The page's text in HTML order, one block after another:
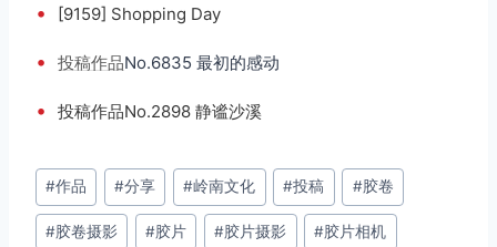
• [9159] Shopping Day
• 投稿作品No.6835 最初的感动
• 投稿作品No.2898 静谧沙溪
文
章
标
#作品 #分享 #岭南文化 #投稿 #胶卷
#胶卷摄影 #胶片 #胶片摄影 #胶片相机